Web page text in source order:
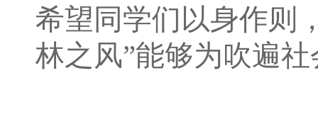
希望同学们以身作则
林之风”能够为吹遍